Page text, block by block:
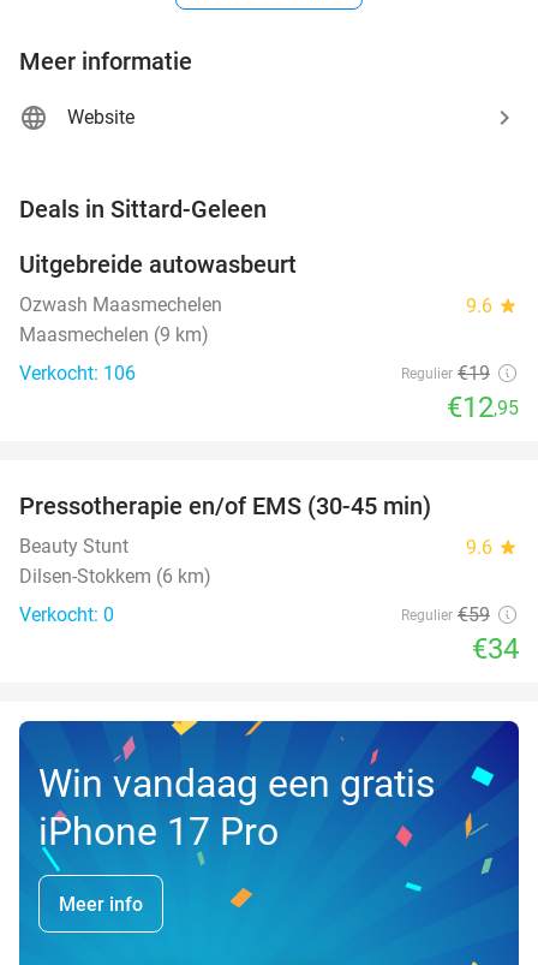
Meer informatie
Website
Deals in Sittard-Geleen
NEW
TODAY
Uitgebreide autowasbeurt
Ozwash Maasmechelen 9.6 star
Maasmechelen (9 km)
Verkocht: 106
Regulier €19
€12,95
TODAY
Pressotherapie en/of EMS (30-45 min)
Beauty Stunt 9.6 star
Dilsen-Stokkem (6 km)
Verkocht: 0
Regulier €59
€34
Win vandaag een gratis
iPhone 17 Pro
Meer info